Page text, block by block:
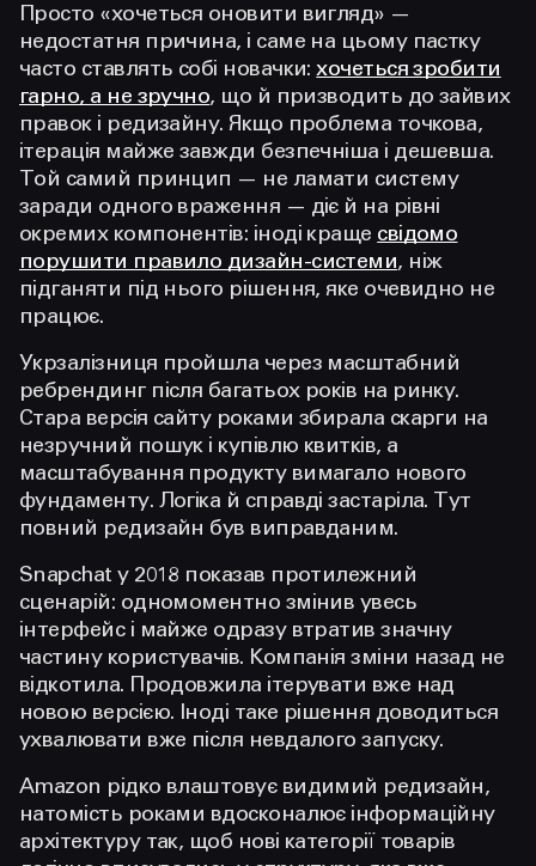
Просто «хочеться оновити вигляд» —
недостатня причина, і саме на цьому пастку
часто ставлять собі новачки:хочеться зробити
гарно, а не зручно, що й призводить до зайвих
правок і редизайну. Якщо проблема точкова,
ітерація майже завжди безпечніша і дешевша.
Той самий принцип — не ламати систему
заради одного враження — діє й на рівні
окремих компонентів: іноді краще свідомо
порушити правило дизайн-системи, ніж
підганяти під нього рішення, яке очевидно не
працює.
Укрзалізниця пройшла через масштабний
ребрендинг після багатьох років на ринку.
Стара версія сайту роками збирала скарги на
незручний пошук і купівлю квитків, а
масштабування продукту вимагало нового
фундаменту. Логіка й справді застаріла. Тут
повний редизайн був виправданим.
Snapchat у 2018 показав протилежний
сценарій: одномоментно змінив увесь
інтерфейс і майже одразу втратив значну
частину користувачів. Компанія зміни назад не
відкотила. Продовжила ітерувати вже над
новою версією. Іноді таке рішення доводиться
ухвалювати вже після невдалого запуску.
Amazon рідко влаштовує видимий редизайн,
натомість роками вдосконалює інформаційну
архітектуру так, щоб нові категорії товарів